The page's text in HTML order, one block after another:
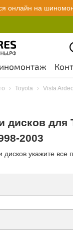
онлайн на
Toyota Vista Ardeo
дисков для
2003
укажите все